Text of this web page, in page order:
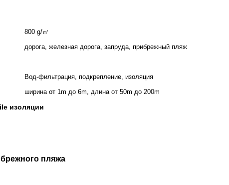
800 g/㎡
дорога, железная дорога, запруда, прибрежный пляж
Вод-фильтрация, подкрепление, изоляция
ширина от 1m до 6m, длина от 50m до 200m
изоляции
пляжа